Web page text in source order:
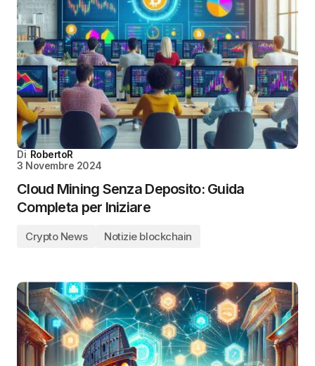
Di RobertoR
3 Novembre 2024
Cloud Mining Senza Deposito: Guida
Completa per Iniziare
Crypto News Notizie blockchain